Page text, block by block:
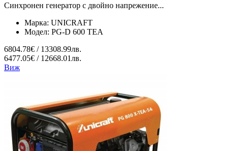
Синхронен генератор с двойно напрежение...
Марка: UNICRAFT
Модел: PG-D 600 TEA
6804.78€ / 13308.99лв.
6477.05€ / 12668.01лв.
Виж